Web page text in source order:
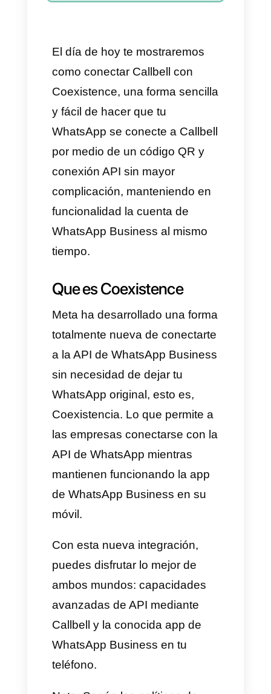
qué sirve?
Callbell el CRM para
WhatsApp más completo
en 2025
El día de hoy te mostraremos
como conectar Callbell con
Coexistence, una forma sencilla
y fácil de hacer que tu
por medio de un código QR y
conexión API sin mayor
complicación, manteniendo en
funcionalidad la cuenta de
WhatsApp Business al mismo
tiempo.
Que es Coexistence
Meta ha desarrollado una forma
totalmente nueva de conectarte
a la API de WhatsApp Business
sin necesidad de dejar tu
WhatsApp original, esto es,
Coexistencia. Lo que permite a
las empresas conectarse con la
API de WhatsApp mientras